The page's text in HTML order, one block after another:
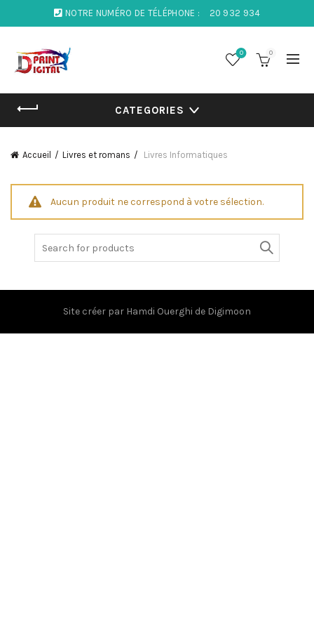
NOTRE NUMÉRO DE TÉLÉPHONE : 20 932 934
0 0
CATEGORIES
Accueil Livres et romans Livres Informatiques
Aucun produit ne correspond à votre sélection.
Site créer par Hamdi Ouerghi de Digimoon